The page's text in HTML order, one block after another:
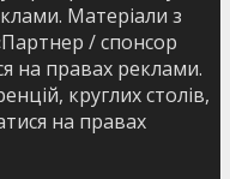
Матеріали з
/ спонсор
на правах реклами.
круглих столів,
на правах